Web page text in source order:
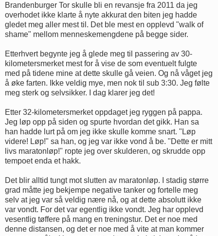
Brandenburger Tor skulle bli en revansje fra 2011 da jeg
overhodet ikke klarte å nyte akkurat den biten jeg hadde
gledet meg aller mest til. Det ble mest en opplevd "walk of
shame" mellom menneskemengdene på begge sider.
Etterhvert begynte jeg å glede meg til passering av 30-
kilometersmerket mest for å vise de som eventuelt fulgte
med på tidene mine at dette skulle gå veien. Og nå våget jeg
å øke farten. Ikke veldig mye, men nok til sub 3:30. Jeg følte
meg sterk og selvsikker. I dag klarer jeg det!
Etter 32-kilometersmerket oppdaget jeg ryggen på pappa.
Jeg løp opp på siden og spurte hvordan det gikk. Han sa
han hadde lurt på om jeg ikke skulle komme snart. "Løp
videre! Løp!" sa han, og jeg var ikke vond å be. "Dette er mitt
livs maratonløp!" ropte jeg over skulderen, og skrudde opp
tempoet enda et hakk.
Det blir alltid tungt mot slutten av maratonløp. I stadig større
grad måtte jeg bekjempe negative tanker og fortelle meg
selv at jeg var så veldig nære nå, og at dette absolutt ikke
var vondt. For det var egentlig ikke vondt. Jeg har opplevd
vesentlig tøffere på mang en treningstur. Det er noe med
denne distansen, og det er noe med å vite at man kommer